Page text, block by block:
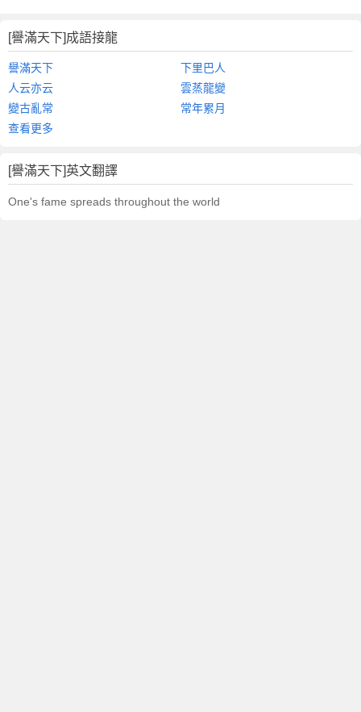
[譽滿天下]成語接龍
譽滿天下
下里巴人
人云亦云
雲蒸龍變
變古亂常
常年累月
查看更多
[譽滿天下]英文翻譯
One's fame spreads throughout the world